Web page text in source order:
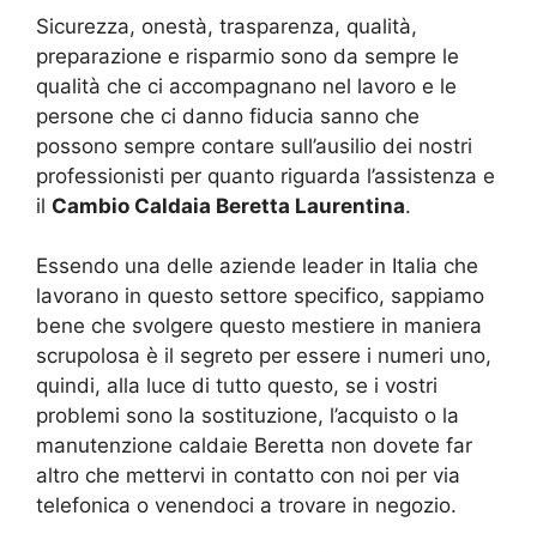
Sicurezza, onestà, trasparenza, qualità,
preparazione e risparmio sono da sempre le
qualità che ci accompagnano nel lavoro e le
persone che ci danno fiducia sanno che
possono sempre contare sull’ausilio dei nostri
professionisti per quanto riguarda l’assistenza e
il Cambio Caldaia Beretta Laurentina.
Essendo una delle aziende leader in Italia che
lavorano in questo settore specifico, sappiamo
bene che svolgere questo mestiere in maniera
scrupolosa è il segreto per essere i numeri uno,
quindi, alla luce di tutto questo, se i vostri
problemi sono la sostituzione, l’acquisto o la
manutenzione caldaie Beretta non dovete far
altro che mettervi in contatto con noi per via
telefonica o venendoci a trovare in negozio.